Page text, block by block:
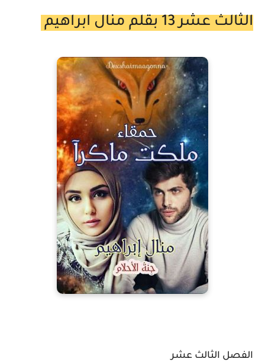
الثالث عشر 13 بقلم منال ابراهيم
الفصل الثالث عشر